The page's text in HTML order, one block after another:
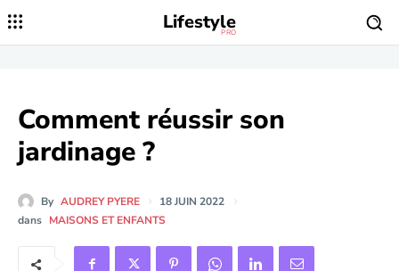
Lifestyle
PRO
Comment réussir son
jardinage ?
By AUDREY PYERE
18 JUIN 2022
dans MAISONS ET ENFANTS